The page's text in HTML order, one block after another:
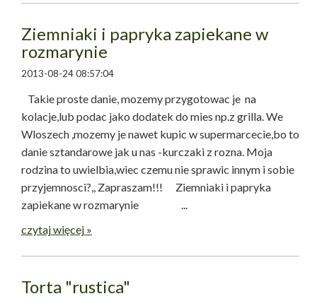
Ziemniaki i papryka zapiekane w
rozmarynie
2013-08-24 08:57:04
Takie proste danie, mozemy przygotowac je na
kolacje,lub podac jako dodatek do mies np.z grilla. We
Wloszech ,mozemy je nawet kupic w supermarcecie,bo to
danie sztandarowe jak u nas -kurczaki z rozna. Moja
rodzina to uwielbia,wiec czemu nie sprawic innym i sobie
przyjemnosci?,, Zapraszam!!! Ziemniaki i papryka
zapiekane w rozmarynie ...
czytaj więcej »
Torta "rustica"